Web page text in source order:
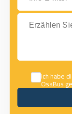
Erzählen Sie
Ich habe
OsaBus